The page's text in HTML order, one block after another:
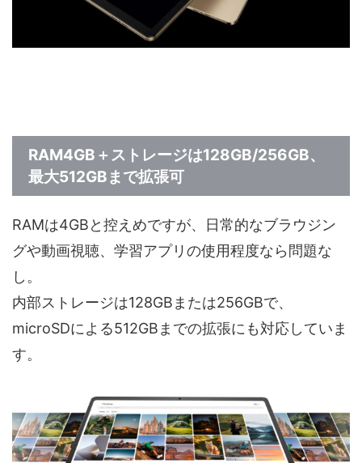
RAM4GB＋ストレージは128GB/256GB、
最大512GBまで拡張可
RAMは4GBと控えめですが、日常的なブラウジン
グや動画視聴、学習アプリの使用程度なら問題な
し。
内部ストレージは128GBまたは256GBで、
microSDによる512GBまでの拡張にも対応していま
す。